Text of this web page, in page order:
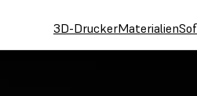
3D-DruckerMaterialien